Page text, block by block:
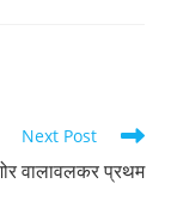
Next Post
वालावलकर प्रथम